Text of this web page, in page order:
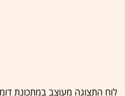
לוח התצוגה מעוצב במתכונת